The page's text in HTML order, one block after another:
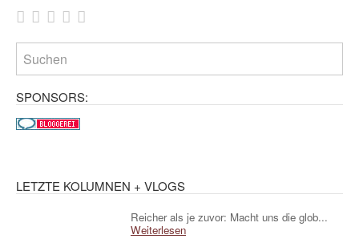
SPONSORS:
LETZTE KOLUMNEN + VLOGS
Reicher als je zuvor: Macht uns die glob...
Weiterlesen